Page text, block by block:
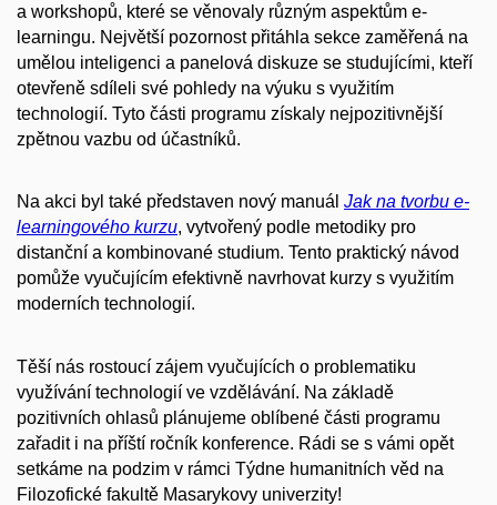
a workshopů, které se věnovaly různým aspektům e-
learningu. Největší pozornost přitáhla sekce zaměřená na
umělou inteligenci a panelová diskuze se studujícími, kteří
otevřeně sdíleli své pohledy na výuku s využitím
technologií. Tyto části programu získaly nejpozitivnější
zpětnou vazbu od účastníků.
Na akci byl také představen nový manuál Jak na tvorbu e-
learningového kurzu, vytvořený podle metodiky pro
distanční a kombinované studium. Tento praktický návod
pomůže vyučujícím efektivně navrhovat kurzy s využitím
moderních technologií.
Těší nás rostoucí zájem vyučujících o problematiku
využívání technologií ve vzdělávání. Na základě
pozitivních ohlasů plánujeme oblíbené části programu
zařadit i na příští ročník konference. Rádi se s vámi opět
setkáme na podzim v rámci Týdne humanitních věd na
Filozofické fakultě Masarykovy univerzity!